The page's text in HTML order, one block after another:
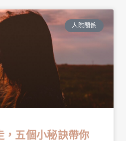
人際關係
，五個小秘訣帶你